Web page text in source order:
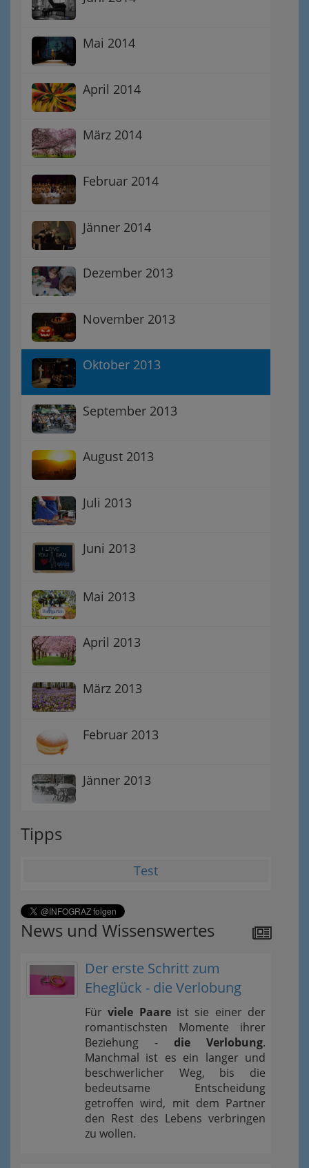
Mai 2014
April 2014
März 2014
Februar 2014
Jänner 2014
Dezember 2013
November 2013
Oktober 2013
September 2013
August 2013
Juli 2013
Juni 2013
Mai 2013
April 2013
März 2013
Februar 2013
Jänner 2013
Tipps
Test
News und Wissenswertes
Der erste Schritt zum
Eheglück - die Verlobung
Fürviele Paareist sie einer der
romantischsten Momente ihrer
Beziehung - die Verlobung.
Manchmal ist es ein langer und
beschwerlicher Weg, bis die
bedeutsame Entscheidung
getroffen wird, mit dem Partner
den Rest des Lebens verbringen
zu wollen.